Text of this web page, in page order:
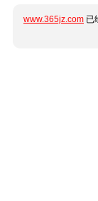
www.365jz.com 已